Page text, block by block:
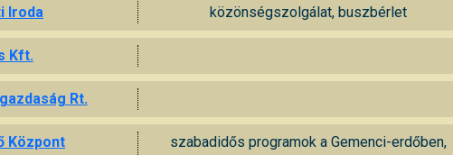
Iroda
közönségszolgálat, buszbérlet
Kft.
Rt.
Központ
szabadidős programok a Gemenci-erdőben,